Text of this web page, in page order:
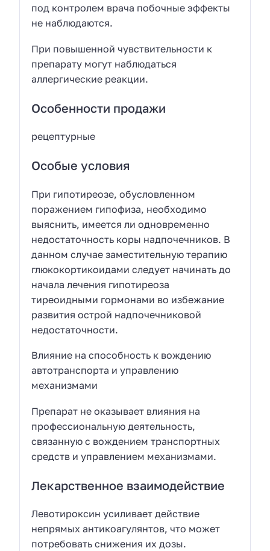
под контролем врача побочные эффекты
не наблюдаются.
При повышенной чувствительности к
препарату могут наблюдаться
аллергические реакции.
Особенности продажи
рецептурные
Особые условия
При гипотиреозе, обусловленном
поражением гипофиза, необходимо
выяснить, имеется ли одновременно
недостаточность коры надпочечников. В
данном случае заместительную терапию
глюкокортикоидами следует начинать до
начала лечения гипотиреоза
тиреоидными гормонами во избежание
развития острой надпочечниковой
недостаточности.
Влияние на способность к вождению
автотранспорта и управлению
механизмами
Препарат не оказывает влияния на
профессиональную деятельность,
связанную с вождением транспортных
средств и управлением механизмами.
Лекарственное взаимодействие
Левотироксин усиливает действие
непрямых антикоагулянтов, что может
потребовать снижения их дозы.